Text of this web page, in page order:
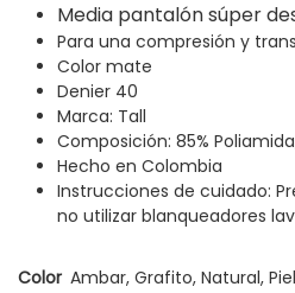
Media pantalón súper
Para una compresión y
Color mate
Denier 40
Marca: Tall
Composición: 85%
Hecho en Colombia
Instrucciones de cuidado:
no utilizar blanqueadores
Color Ambar, Grafito, Natural,